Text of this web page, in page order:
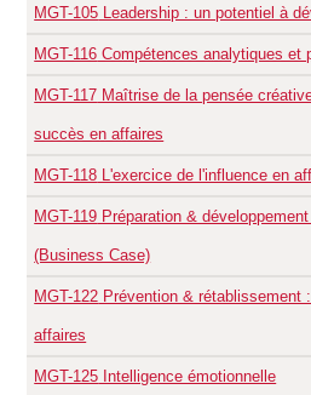
MGT-105 Leadership : un potentiel à
MGT-116 Compétences analytiques et
MGT-117 Maîtrise de la pensée
succès en affaires
MGT-118 L'exercice de l'influence en
MGT-119 Préparation &
(Business Case)
MGT-122 Prévention & rétablissement
affaires
MGT-125 Intelligence émotionnelle